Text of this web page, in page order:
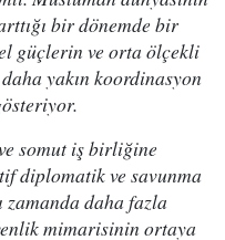
bir dönemde bir
güçlerin ve orta ölçekli
yakın koordinasyon
somut iş birliğine
diplomatik ve savunma
zamanda daha fazla
mimarisinin ortaya